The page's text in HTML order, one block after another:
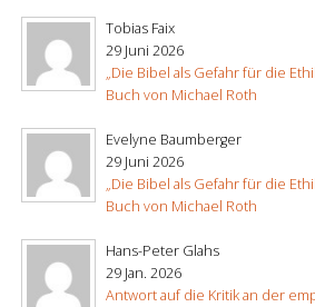
Tobias Faix
29 Juni 2026
„Die Bibel als Gefahr für die
Buch von Michael Roth
Evelyne Baumberger
29 Juni 2026
„Die Bibel als Gefahr für die
Buch von Michael Roth
Hans-Peter Glahs
29 Jan. 2026
Antwort auf die Kritik an der